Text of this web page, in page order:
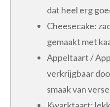
dat heel erg
Cheesecake:
gemaakt met
Appeltaart /
verkrijgbaar
smaak van